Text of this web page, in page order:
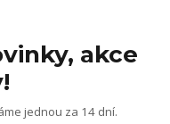
akce
jednou za 14 dní.